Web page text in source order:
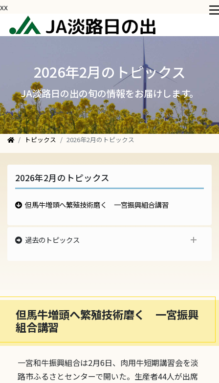
xx
2026年2月のトピックス
JA淡路日の出の旬の情報をお届けします。
トピックス 2026年2月のトピックス
2026年2月のトピックス
但馬牛増頭へ繁殖技術磨く 一宮振興組合講習
過去のトピックス
2022年のトピックス
2020年のトピックス
2019年のトピックス
2018年のトピックス
2017年のトピックス
2016年のトピックス
2015年のトピックス
過去のトピックス
但馬牛増頭へ繁殖技術磨く 一宮振興
組合講習
一宮和牛振興組合は2月6日、肉用牛短期講習会を淡
路市ふるさとセンターで開いた。生産者44人が出席